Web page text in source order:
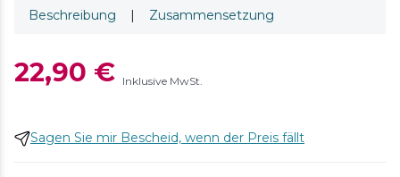
Beschreibung | Zusammensetzung
22,90 € Inklusive MwSt.
Sagen Sie mir Bescheid, wenn der Preis fällt